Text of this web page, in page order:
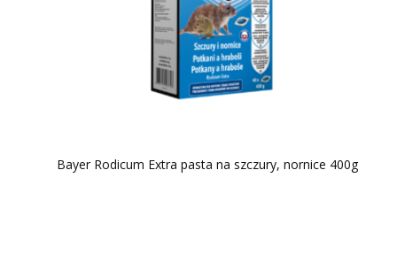
Bayer Rodicum Extra pasta na szczury, nornice 400g